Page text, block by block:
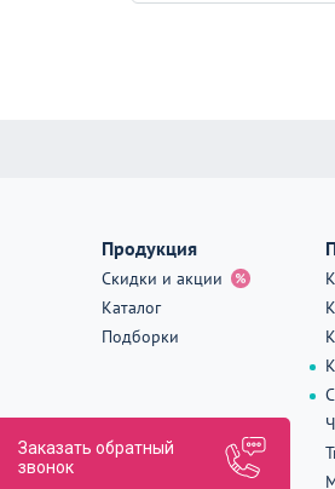
Продукция
Скидки и акции
Каталог
Подборки
Заказать обратный
звонок